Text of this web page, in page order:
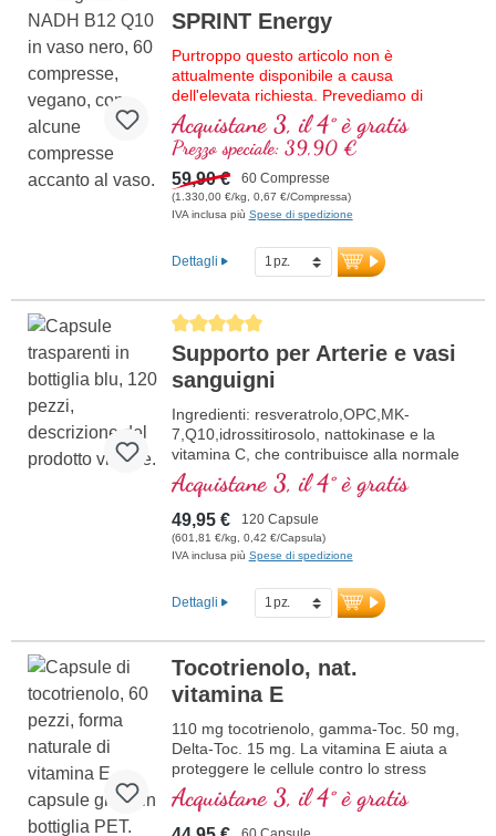
SPRINT Energy
Purtroppo questo articolo non è
attualmente disponibile a causa
dell'elevata richiesta. Prevediamo di
ricevere nuova merce nella settimana
37/2026.
Formula di alta qualità con NADH,
vitamina B12 bioattiva, coenzima Q10 e
vitamina D3 vegana. La compressa
mucosa orale.
Acquistane 3, il 4° è gratis
Prezzo speciale: 39,90 €
59,90 € 60 Compresse
(1.330,00 €/kg, 0,67 €/Compressa)
IVA inclusa più Spese di spedizione
Dettagli
Average rating of 5 out of 5 stars
Supporto per Arterie e vasi
sanguigni
Ingredienti: resveratrolo,OPC,MK-
7,Q10,idrossitirosolo, nattokinase e la
vitamina C, che contribuisce alla normale
formazione del collagene per la normale
funzione dei vasi sanguigni. Le vitamine
del gruppo B sono presenti in forma
bioattiva.
Acquistane 3, il 4° è gratis
49,95 € 120 Capsule
(601,81 €/kg, 0,42 €/Capsula)
IVA inclusa più Spese di spedizione
Dettagli
Tocotrienolo, nat.
vitamina E
110 mg tocotrienolo, gamma-Toc. 50 mg,
Delta-Toc. 15 mg. La vitamina E aiuta a
proteggere le cellule contro lo stress
ossidativo.
Acquistane 3, il 4° è gratis